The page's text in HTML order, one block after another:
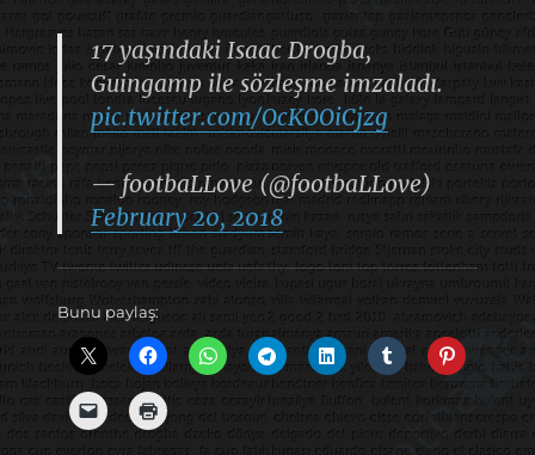
17 yaşındaki Isaac Drogba,
Guingamp ile sözleşme imzaladı.
pic.twitter.com/OcKOOiCjzg
— footbaLLove (@footbaLLove)
February 20, 2018
Bunu paylaş: